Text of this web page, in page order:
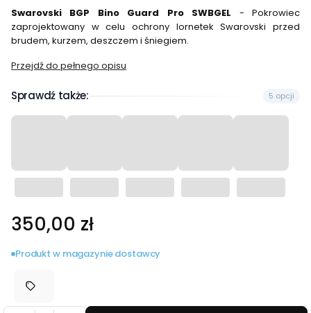
Swarovski BGP Bino Guard Pro SWBGEL - Pokrowiec
zaprojektowany w celu ochrony lornetek Swarovski przed
brudem, kurzem, deszczem i śniegiem.
Przejdź do pełnego opisu
Sprawdź także: 5 opcji
Cena
350,00 zł
Produkt w magazynie dostawcy